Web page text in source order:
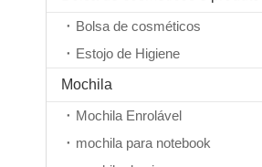
Bolsa de cosméticos
Estojo de Higiene
Mochila
Mochila Enrolável
mochila para notebook